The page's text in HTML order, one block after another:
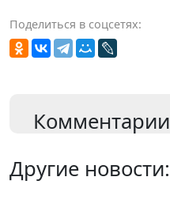
Поделиться в соцсетях:
Комментарии
Другие новости: